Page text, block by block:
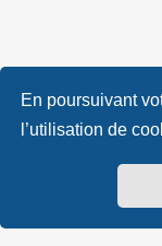
En poursuivant
l’utilisation de